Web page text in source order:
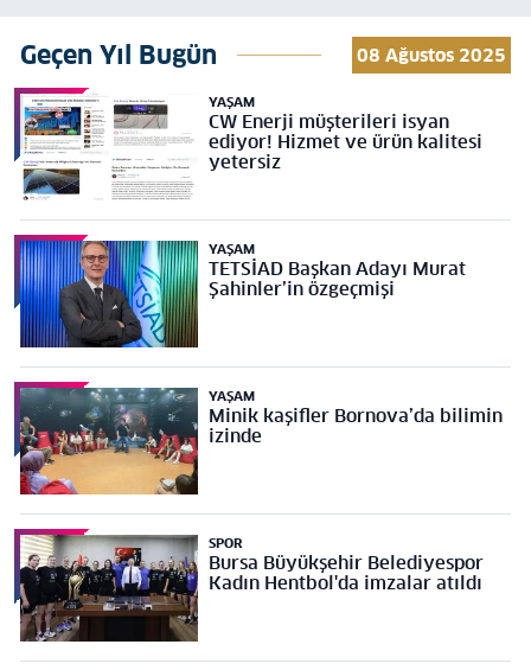
Geçen Yıl Bugün 08 Ağustos 2025
YAŞAM
CW Enerji müşterileri isyan
ediyor! Hizmet ve ürün kalitesi
yetersiz
YAŞAM
TETSİAD Başkan Adayı Murat
Şahinler’in özgeçmişi
YAŞAM
Minik kaşifler Bornova’da bilimin
izinde
SPOR
Bursa Büyükşehir Belediyespor
Kadın Hentbol'da imzalar atıldı